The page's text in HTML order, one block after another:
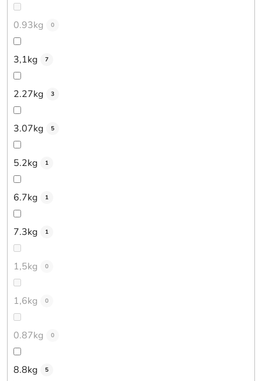
0.93kg 0
3,1kg 7
2.27kg 3
3.07kg 5
5.2kg 1
6.7kg 1
7.3kg 1
1,5kg 0
1,6kg 0
0.87kg 0
8.8kg 5